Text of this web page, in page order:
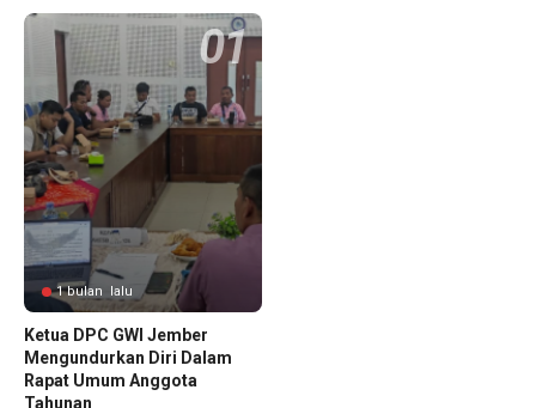
1 bulan lalu
Ketua DPC GWI Jember
Mengundurkan Diri Dalam
Rapat Umum Anggota
Tahunan